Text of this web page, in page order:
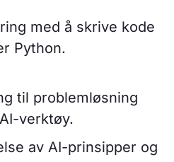
med å skrive kode
Python.
til problemløsning
verktøy.
av AI-prinsipper og